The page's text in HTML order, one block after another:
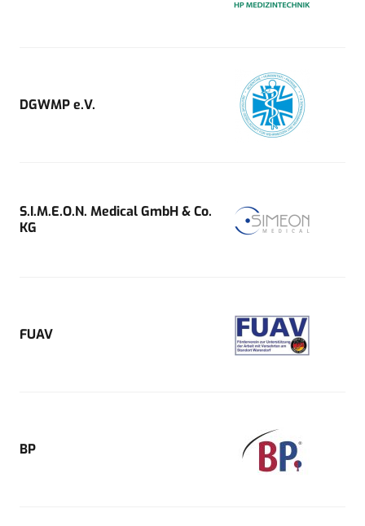
DGWMP e.V.
S.I.M.E.O.N. Medical GmbH & Co.
KG
FUAV
BP